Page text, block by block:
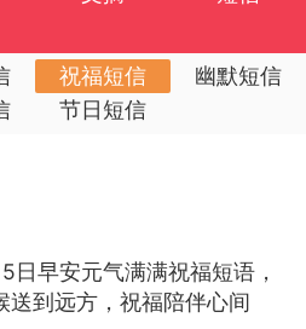
祝福短信
幽默短信
节日短信
日早安元气满满祝福短语，
送到远方，祝福陪伴心间